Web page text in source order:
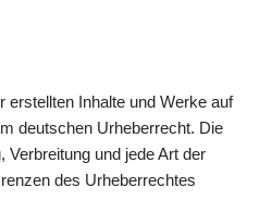
erstellten Inhalte und Werke auf
deutschen Urheberrecht. Die
Verbreitung und jede Art der
des Urheberrechtes